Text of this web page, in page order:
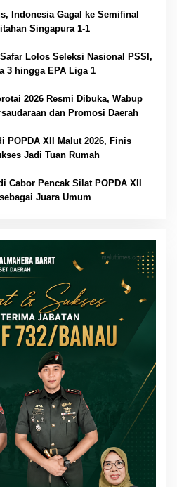
Indonesia Gagal ke Semifinal
Singapura 1-1
Lolos Seleksi Nasional PSSI,
3 hingga EPA Liga 1
2026 Resmi Dibuka, Wabup
dan Promosi Daerah
POPDA XII Malut 2026, Finis
Jadi Tuan Rumah
Cabor Pencak Silat POPDA XII
Juara Umum